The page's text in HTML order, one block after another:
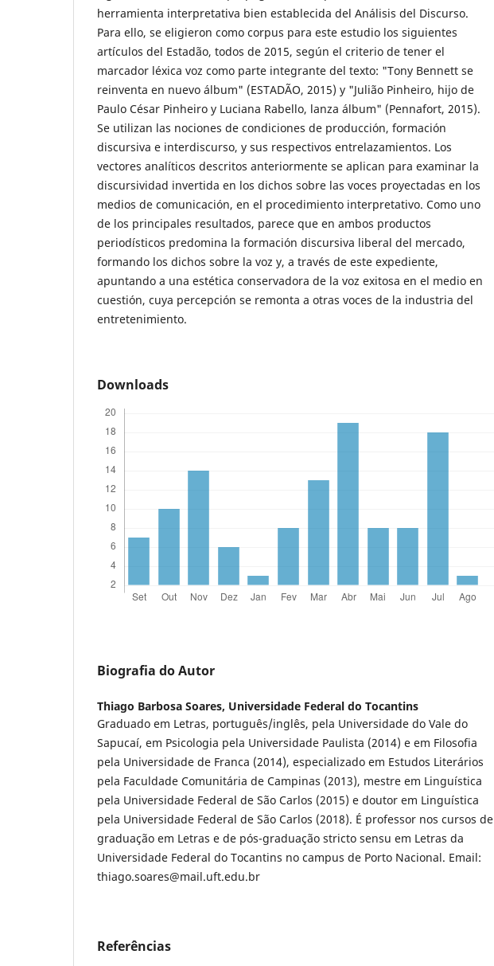
herramienta interpretativa bien establecida del Análisis del Discurso.
Para ello, se eligieron como corpus para este estudio los siguientes
artículos del Estadão, todos de 2015, según el criterio de tener el
marcador léxica voz como parte integrante del texto: "Tony Bennett se
reinventa en nuevo álbum" (ESTADÃO, 2015) y "Julião Pinheiro, hijo de
Paulo César Pinheiro y Luciana Rabello, lanza álbum" (Pennafort, 2015).
Se utilizan las nociones de condiciones de producción, formación
discursiva e interdiscurso, y sus respectivos entrelazamientos. Los
vectores analíticos descritos anteriormente se aplican para examinar la
discursividad invertida en los dichos sobre las voces proyectadas en los
medios de comunicación, en el procedimiento interpretativo. Como uno
de los principales resultados, parece que en ambos productos
periodísticos predomina la formación discursiva liberal del mercado,
formando los dichos sobre la voz y, a través de este expediente,
apuntando a una estética conservadora de la voz exitosa en el medio en
cuestión, cuya percepción se remonta a otras voces de la industria del
entretenimiento.
Downloads
Biografia do Autor
Thiago Barbosa Soares, Universidade Federal do Tocantins
Graduado em Letras, português/inglês, pela Universidade do Vale do
Sapucaí, em Psicologia pela Universidade Paulista (2014) e em Filosofia
pela Universidade de Franca (2014), especializado em Estudos Literários
pela Faculdade Comunitária de Campinas (2013), mestre em Linguística
pela Universidade Federal de São Carlos (2015) e doutor em Linguística
pela Universidade Federal de São Carlos (2018). É professor nos cursos de
graduação em Letras e de pós-graduação stricto sensu em Letras da
Universidade Federal do Tocantins no campus de Porto Nacional. Email:
thiago.soares@mail.uft.edu.br
Referências